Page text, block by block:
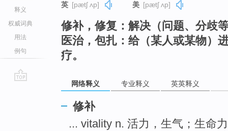
释义
权威词典
用法
例句
英 [pætʃ ʌp] 美 [pætʃ ʌp]
修补，修复：解决（问题、分歧
医治，包扎：给（某人或某物）
疗。
网络释义 专业释义 英英释义
修补
... vitality n. 活力，生气；生命